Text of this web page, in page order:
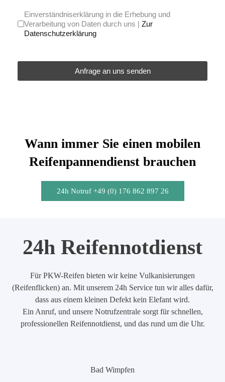
Einverständniserklärung in die Erhebung und
Verarbeitung von Daten durch uns | Zur
Datenschutzerklärung
Anfrage an uns senden
Wann immer Sie einen mobilen
Reifenpannendienst brauchen
24h Notruf +49 (0) 176 862 897 26
24h Reifennotdienst
Für PKW-Reifen bieten wir keine Vulkanisierungen
(Reifenflicken) an. Mit unserem 24h Service tun wir alles dafür,
dass aus einem kleinen Defekt kein Elefant wird.
Ein Anruf, und unsere Notrufzentrale sorgt für schnellen,
professionellen Reifennotdienst, und das rund um die Uhr.
Bad Wimpfen